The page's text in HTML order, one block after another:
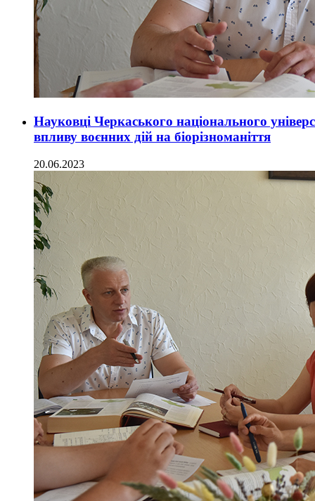
Науковці Черкаського національного
впливу воєнних дій на біорізноманіття
20.06.2023